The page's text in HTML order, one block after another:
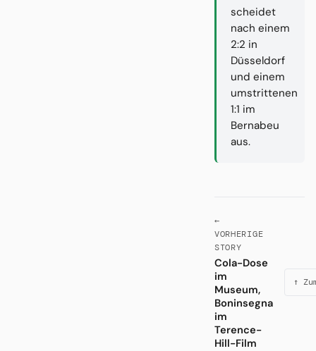
scheidet
nach einem
2:2 in
Düsseldorf
und einem
umstrittenen
1:1 im
Bernabeu
aus.
←
VORHERIGE
STORY
Cola-Dose
im
Museum,
Boninsegna
im
Terence-
Hill-Film
↑